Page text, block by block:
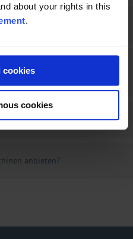
about your rights in this
.
cookies
cookies
helfen?
„überholt“, „in gutem Zustand“
vertrauen?
anbieten?